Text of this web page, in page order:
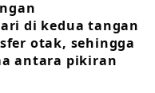
di kedua tangan
otak, sehingga
antara pikiran